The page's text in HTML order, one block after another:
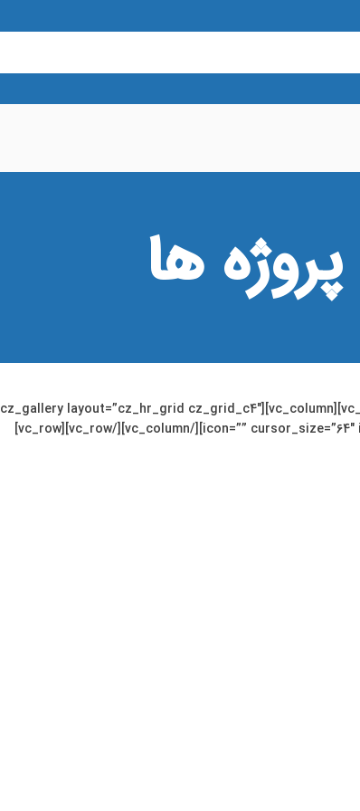
پروژه ها
[vc_row][vc_column][cz_gap height=”80px”][/vc_column][/vc_row][vc_row][vc_column][cz_gallery layout=”cz_hr_grid cz_grid_c4″
icon=”” cursor_size=”64″ id=”cz_69426″ images=”436,437,435,434,431,433,430,432″ cursor=”695″][/vc_column][/vc_row][vc_row]